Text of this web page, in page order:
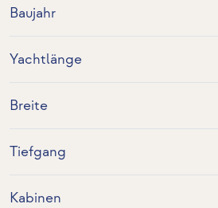
Baujahr
Yachtlänge
Breite
Tiefgang
Kabinen